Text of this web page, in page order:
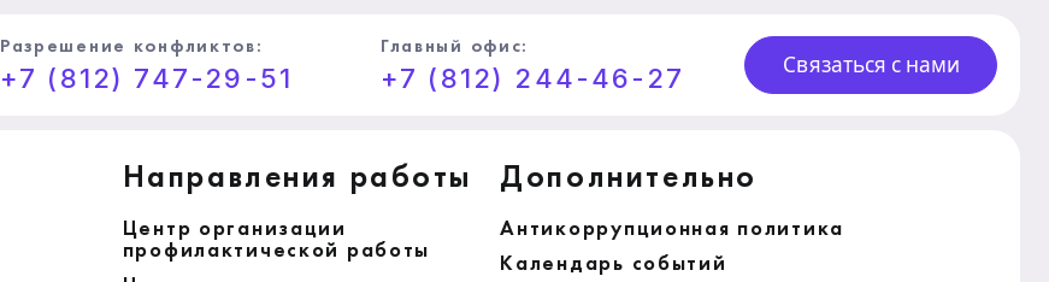
Связаться с нами
Разрешение конфликтов:
+7 (812) 747-29-51
Главный офис:
+7 (812) 244-46-27
Направления работы
Центр организации
профилактической работы
Дополнительно
Антикоррупционная политика
Календарь событий